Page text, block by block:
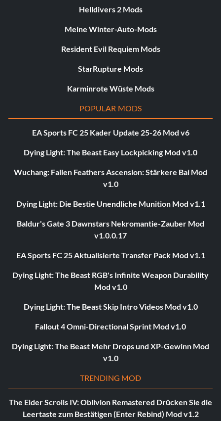
Helldivers 2 Mods
Meine Winter-Auto-Mods
Resident Evil Requiem Mods
StarRupture Mods
Karminrote Wüste Mods
POPULAR MODS
EA Sports FC 25 Kader Update 25-26 Mod v6
Dying Light: The Beast Easy Lockpicking Mod v1.0
Wuchang: Fallen Feathers Ascension: Stärkere Bai Mod
v1.0
Dying Light: Die Bestie Unendliche Munition Mod v1.1
Baldur's Gate 3 Dawnstars Nekromantie-Zauber Mod
v1.0.0.17
EA Sports FC 25 Aktualisierte Transfer Pack Mod v1.1
Dying Light: The Beast RGB's Infinite Weapon Durability
Mod v1.0
Dying Light: The Beast Skip Intro Videos Mod v1.0
Fallout 4 Omni-Directional Sprint Mod v1.0
Dying Light: The Beast Mehr Drops und XP-Gewinn Mod
v1.0
TRENDING MOD
The Elder Scrolls IV: Oblivion Remastered Drücken Sie die
Leertaste zum Bestätigen (Enter Rebind) Mod v1.2